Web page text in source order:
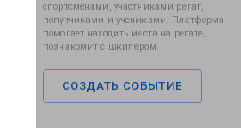
спортсменами, участниками регат,
попутчиками и учениками. Платформа
помогает находить места на регате,
познакомит с шкипером.
СОЗДАТЬ СОБЫТИЕ